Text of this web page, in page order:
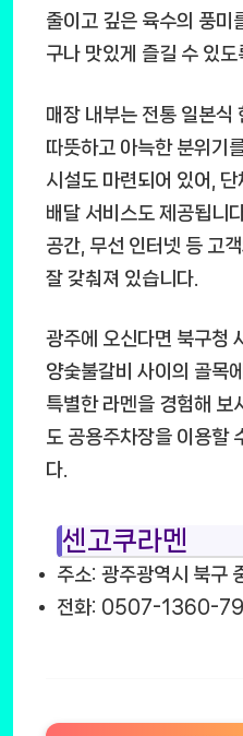
줄이고 깊은 육수의 풍미
구나 맛있게 즐길 수 있도
매장 내부는 전통 일본식
따뜻하고 아늑한 분위기
시설도 마련되어 있어,
배달 서비스도 제공됩니
공간, 무선 인터넷 등 고
잘 갖춰져 있습니다.
광주에 오신다면 북구청
양숯불갈비 사이의 골목
특별한 라멘을 경험해 보
도 공용주차장을 이용할
다.
센고쿠라멘
주소: 광주광역시 북구
전화: 0507-1360-